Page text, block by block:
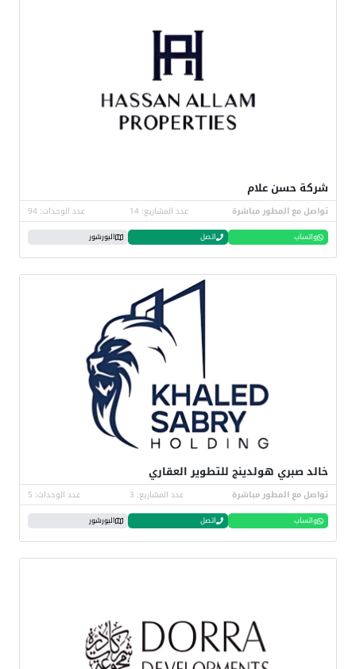
شركة حسن علام
تواصل مع المطور مباشرة عدد المشاريع: 14 عدد الوحدات: 94
واتساب اتصل البورشور
خالد صبري هولدينج للتطوير العقاري
تواصل مع المطور مباشرة عدد المشاريع: 3 عدد الوحدات: 5
واتساب اتصل البورشور